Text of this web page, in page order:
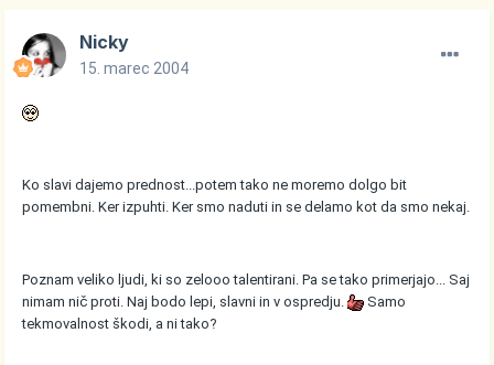
Nicky
15. marec 2004
Ko slavi dajemo prednost...potem tako ne moremo dolgo bit
pomembni. Ker izpuhti. Ker smo naduti in se delamo kot da smo nekaj.
Poznam veliko ljudi, ki so zelooo talentirani. Pa se tako primerjajo... Saj
nimam nič proti. Naj bodo lepi, slavni in v ospredju.
Samo
tekmovalnost škodi, a ni tako?